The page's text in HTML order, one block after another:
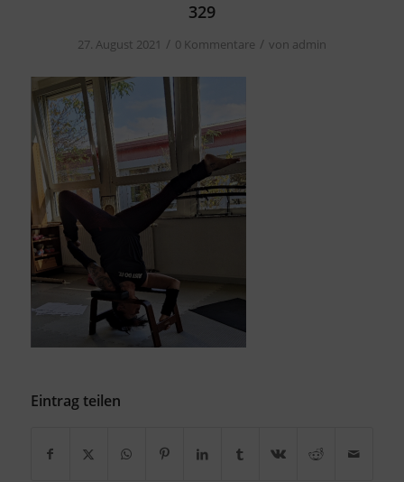
329
27. August 2021 / 0 Kommentare / von admin
Eintrag teilen